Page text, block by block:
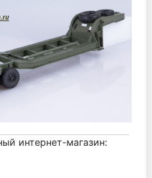
интернет-магазин: